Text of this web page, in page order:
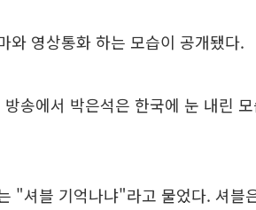
와 영상통화 하는 모습이 공개됐다.
송에서 박은석은 한국에 눈 내린
"셔블 기억나냐"라고 물었다. 셔블